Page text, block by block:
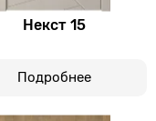
Некст 15
Подробнее